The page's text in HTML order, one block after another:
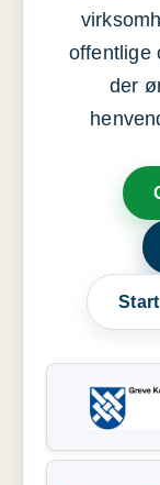
offentlige
der